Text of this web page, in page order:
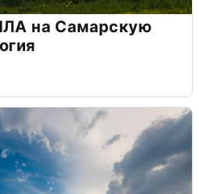
на Самарскую